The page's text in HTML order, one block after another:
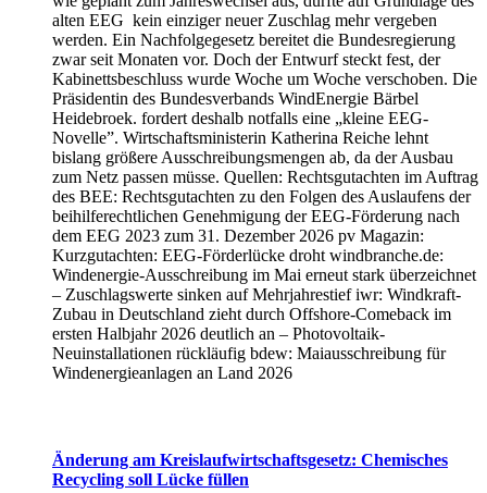
alten EEG kein einziger neuer Zuschlag mehr vergeben
werden. Ein Nachfolgegesetz bereitet die Bundesregierung
zwar seit Monaten vor. Doch der Entwurf steckt fest, der
Kabinettsbeschluss wurde Woche um Woche verschoben. Die
Präsidentin des Bundesverbands WindEnergie Bärbel
Heidebroek. fordert deshalb notfalls eine „kleine EEG-
Novelle”. Wirtschaftsministerin Katherina Reiche lehnt
bislang größere Ausschreibungsmengen ab, da der Ausbau
zum Netz passen müsse. Quellen: Rechtsgutachten im Auftrag
des BEE: Rechtsgutachten zu den Folgen des Auslaufens der
beihilferechtlichen Genehmigung der EEG-Förderung nach
dem EEG 2023 zum 31. Dezember 2026 pv Magazin:
Kurzgutachten: EEG-Förderlücke droht windbranche.de:
Windenergie-Ausschreibung im Mai erneut stark überzeichnet
– Zuschlagswerte sinken auf Mehrjahrestief iwr: Windkraft-
Zubau in Deutschland zieht durch Offshore-Comeback im
ersten Halbjahr 2026 deutlich an – Photovoltaik-
Neuinstallationen rückläufig bdew: Maiausschreibung für
Windenergieanlagen an Land 2026
Änderung am Kreislaufwirtschaftsgesetz: Chemisches
Recycling soll Lücke füllen